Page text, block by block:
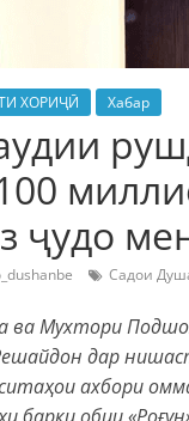
ХОРИҶӢ Хабар
ҷудо
Садои
ва Мухтори
дар
ахбори